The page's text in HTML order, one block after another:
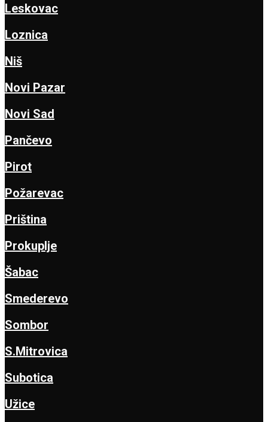
Leskovac
Loznica
Niš
Novi Pazar
Novi Sad
Pančevo
Pirot
Požarevac
Priština
Prokuplje
Šabac
Smederevo
Sombor
S.Mitrovica
Subotica
Užice